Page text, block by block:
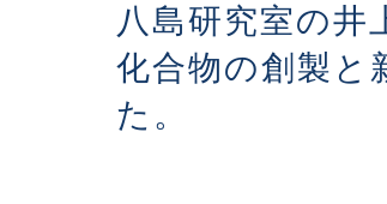
八島研究室の井上遼太さんが新学術領域 研究「複合アニオン
化合物の創製と
た。